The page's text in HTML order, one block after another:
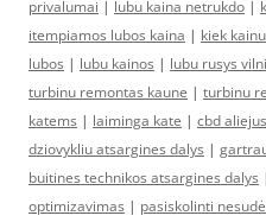
privalumai | lubu kaina netrukdo |
itempiamos lubos kaina | kiek
lubos | lubu kainos | lubu rusys
turbinu remontas kaune | turbinu
katems | laiminga kate | cbd aliejus
dziovykliu atsargines dalys |
buitines technikos atsargines dalys
optimizavimas | pasiskolinti